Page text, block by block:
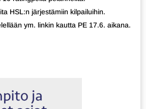
HSL:n järjestämiin kilpailuihin.
ym. linkin kautta PE 17.6. aikana.